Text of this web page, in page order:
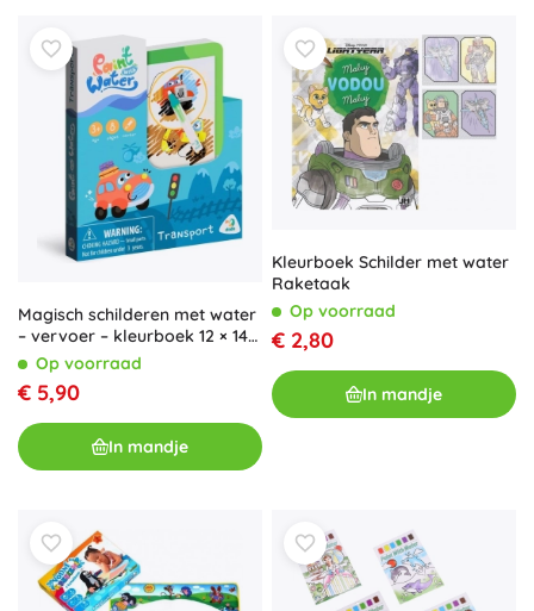
Magisch schilderen met water
– vervoer – kleurboek 12 × 14
cm met penseel, 8 bladen
Op voorraad
€ 5,90
In mandje
Kleurboek Schilder met water
Raketaak
Op voorraad
€ 2,80
In mandje